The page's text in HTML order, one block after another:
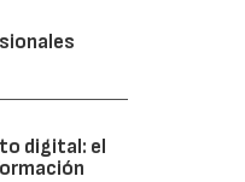
digital: el